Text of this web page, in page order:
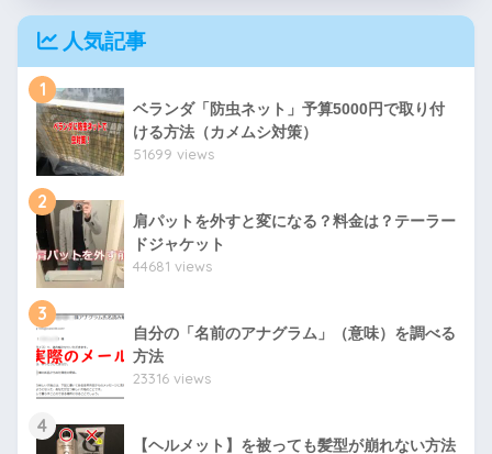
人気記事
1
ベランダ「防虫ネット」予算5000円で取り付
ける方法（カメムシ対策）
51699 views
2
肩パットを外すと変になる？料金は？テーラー
ドジャケット
44681 views
3
自分の「名前のアナグラム」（意味）を調べる
方法
23316 views
4
【ヘルメット】を被っても髪型が崩れない方法